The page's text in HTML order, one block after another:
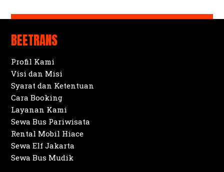
BEETRANS
Profil Kami
Visi dan Misi
Syarat dan Ketentuan
Cara Booking
Layanan Kami
Sewa Bus Pariwisata
Rental Mobil Hiace
Sewa Elf Jakarta
Sewa Bus Mudik